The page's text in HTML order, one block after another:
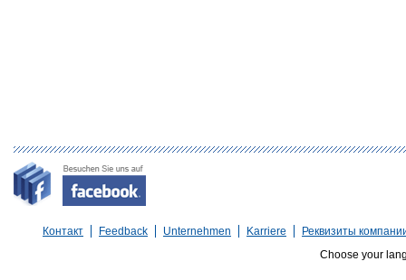
Контакт Feedback Unternehmen Karriere
Реквизиты
Choose your